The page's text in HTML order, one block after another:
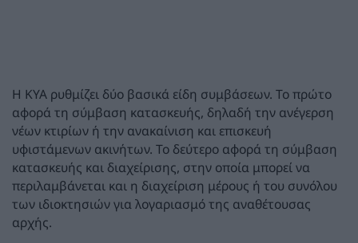
Η ΚΥΑ ρυθμίζει δύο βασικά είδη συμβάσεων. Το πρώτο
αφορά τη σύμβαση κατασκευής, δηλαδή την ανέγερση
νέων κτιρίων ή την ανακαίνιση και επισκευή
υφιστάμενων ακινήτων. Το δεύτερο αφορά τη σύμβαση
κατασκευής και διαχείρισης, στην οποία μπορεί να
περιλαμβάνεται και η διαχείριση μέρους ή του συνόλου
των ιδιοκτησιών για λογαριασμό της αναθέτουσας
αρχής.